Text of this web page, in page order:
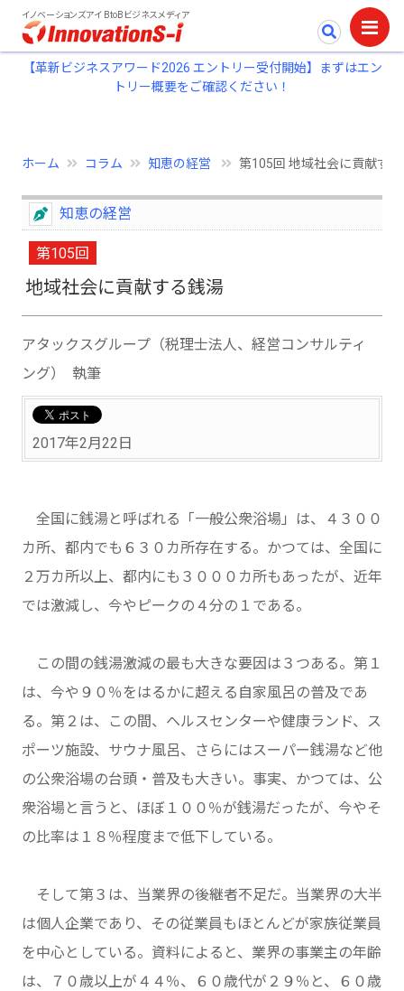
イノベーションズアイ BtoBビジネスメディア
【革新ビジネスアワード2026 エントリー受付開始】まずはエン
トリー概要をご確認ください！
ホーム コラム 知恵の経営 第105回 地域社会に貢献す
知恵の経営
第105回
地域社会に貢献する銭湯
アタックスグループ（税理士法人、経営コンサルティ
ング） 執筆
2017年2月22日
全国に銭湯と呼ばれる「一般公衆浴場」は、４３００
カ所、都内でも６３０カ所存在する。かつては、全国に
２万カ所以上、都内にも３０００カ所もあったが、近年
では激減し、今やピークの４分の１である。
この間の銭湯激減の最も大きな要因は３つある。第１
は、今や９０％をはるかに超える自家風呂の普及であ
る。第２は、この間、ヘルスセンターや健康ランド、ス
ポーツ施設、サウナ風呂、さらにはスーパー銭湯など他
の公衆浴場の台頭・普及も大きい。事実、かつては、公
衆浴場と言うと、ほぼ１００％が銭湯だったが、今やそ
の比率は１８％程度まで低下している。
そして第３は、当業界の後継者不足だ。当業界の大半
は個人企業であり、その従業員もほとんどが家族従業員
を中心としている。資料によると、業界の事業主の年齢
は、７０歳以上が４４％、６０歳代が２９％と、６０歳